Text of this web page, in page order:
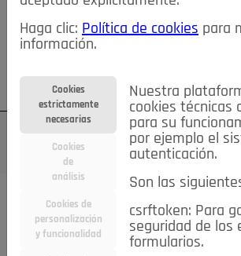
TABLÓN DE ANUNCIOS MIS ANUNCIOS
NOSOTROS
Su cuenta Regístrese ¿Olvidó su
Todas las noticias..
#TePrestoMisOjos Caridad
Economía
Haga clic: Política de cookies para
información.
Cookies
estrictamente
necesarias
Cookies
de
análisis
Cookies de
personalización
y funcionalidad
Nuestra
cookies técnicas
para su
por ejemplo el
autenticación.
Son las
csrftoken: Para
seguridad de los
formularios.